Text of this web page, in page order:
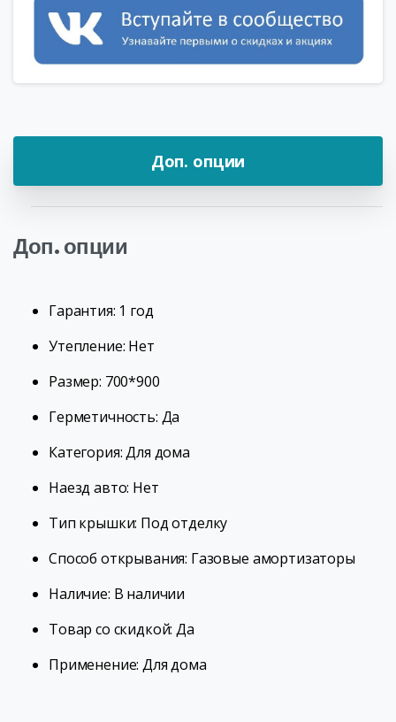
Доп. опции
Доп. опции
Гарантия: 1 год
Утепление: Нет
Размер: 700*900
Герметичность: Да
Категория: Для дома
Наезд авто: Нет
Тип крышки: Под отделку
Способ открывания: Газовые амортизаторы
Наличие: В наличии
Товар со скидкой: Да
Применение: Для дома